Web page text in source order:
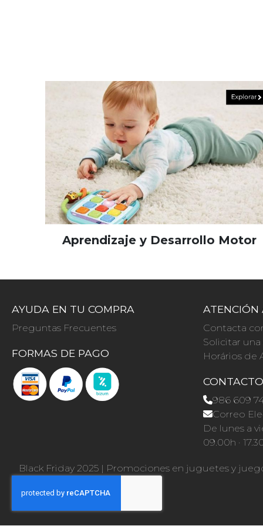
Aprendizaje y Desarrollo Motor
AYUDA EN TU COMPRA
Preguntas Frecuentes
FORMAS DE PAGO
ATENCIÓN
Contacta
Solicitar
Horários de
CONTACTO
986 609
Correo
De lunes a
09.00h ·
Black Friday 2025 | Promociones en juguetes y